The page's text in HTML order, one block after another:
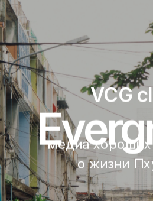
VCG
медиа хороших
о жизни